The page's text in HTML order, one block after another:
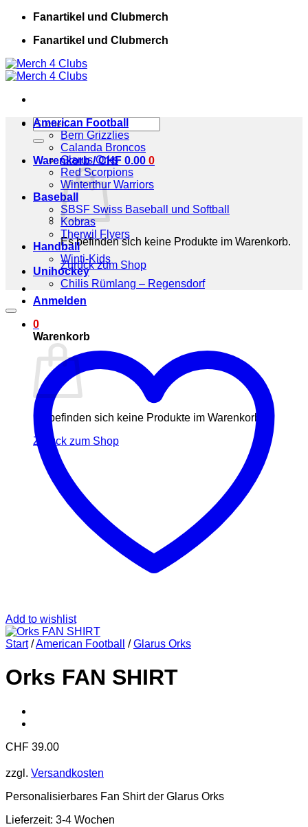
Zum
springen
Fanartikel und Clubmerch
Fanartikel und Clubmerch
Suchen
nach:
Warenkorb /CHF 0.00 0
Es befinden sich keine Produkte im Warenkorb.
Zurück zum Shop
Anmelden
0
Warenkorb
Es befinden sich keine Produkte im Warenkorb.
Zurück zum Shop
American Football
Bern Grizzlies
Calanda Broncos
Glarus Orks
Red Scorpions
Winterthur Warriors
Baseball
SBSF Swiss Baseball und Softball
Kobras
Therwil Flyers
Handball
Winti-Kids
Unihockey
Chilis Rümlang – Regensdorf
Add to wishlist
Start /American Football / Glarus Orks
Orks FAN SHIRT
CHF 39.00
zzgl. Versandkosten
Personalisierbares Fan Shirt der Glarus Orks
Lieferzeit: 3-4 Wochen